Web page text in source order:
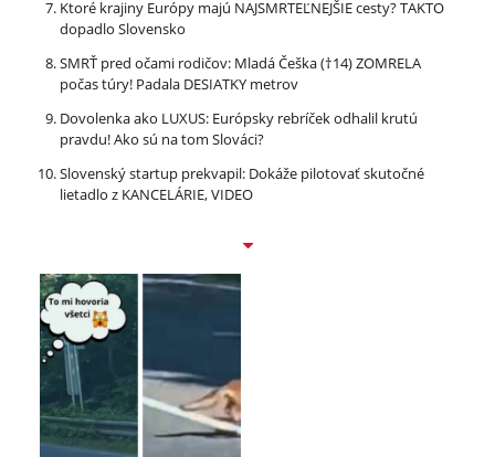
Ktoré krajiny Európy majú NAJSMRTEĽNEJŠIE cesty? TAKTO
dopadlo Slovensko
SMRŤ pred očami rodičov: Mladá Češka (†14) ZOMRELA
počas túry! Padala DESIATKY metrov
Dovolenka ako LUXUS: Európsky rebríček odhalil krutú
pravdu! Ako sú na tom Slováci?
Slovenský startup prekvapil: Dokáže pilotovať skutočné
lietadlo z KANCELÁRIE, VIDEO